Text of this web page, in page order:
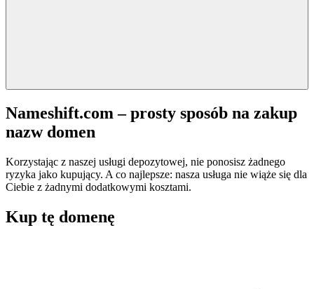
Nameshift.com – prosty sposób na zakup
nazw domen
Korzystając z naszej usługi depozytowej, nie ponosisz żadnego
ryzyka jako kupujący. A co najlepsze: nasza usługa nie wiąże się dla
Ciebie z żadnymi dodatkowymi kosztami.
Kup tę domenę